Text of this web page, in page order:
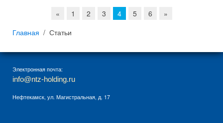
«
1 2 3 4 5 6
»
Главная
Статьи
Электронная почта:
info@ntz-holding.ru
Нефтекамск, ул. Магистральная, д. 17